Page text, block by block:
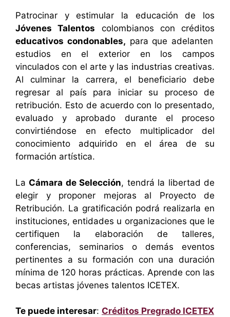
Patrocinar y estimular la educación de los
Jóvenes Talentos colombianos con créditos
educativos condonables, para que adelanten
estudios en el exterior en los campos
vinculados con el arte y las industrias creativas.
Al culminar la carrera, el beneficiario debe
regresar al país para iniciar su proceso de
retribución. Esto de acuerdo con lo presentado,
evaluado y aprobado durante el proceso
convirtiéndose en efecto multiplicador del
conocimiento adquirido en el área de su
formación artística.
LaCámara de Selección, tendrá la libertad de
elegir y proponer mejoras al Proyecto de
Retribución. La gratificación podrá realizarla en
instituciones, entidades u organizaciones que le
certifiquen la elaboración de talleres,
conferencias, seminarios o demás eventos
pertinentes a su formación con una duración
mínima de 120 horas prácticas. Aprende con las
becas artistas jóvenes talentos ICETEX.
Te puede interesar: Créditos Pregrado ICETEX